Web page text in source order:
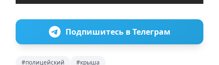
Подпишитесь в Телеграм
#полицейский #крыша